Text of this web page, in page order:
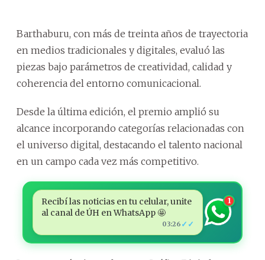
Barthaburu, con más de treinta años de trayectoria
en medios tradicionales y digitales, evaluó las
piezas bajo parámetros de creatividad, calidad y
coherencia del entorno comunicacional.
Desde la última edición, el premio amplió su
alcance incorporando categorías relacionadas con
el universo digital, destacando el talento nacional
en un campo cada vez más competitivo.
Recibí las noticias en tu celular, unite
al canal de ÚH en WhatsApp 🤩
03:26 ✓✓
1